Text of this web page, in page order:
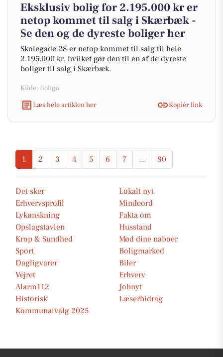
Eksklusiv bolig for 2.195.000 kr er
netop kommet til salg i Skærbæk -
Se den og de dyreste boliger her
Skolegade 28 er netop kommet til salg til hele
2.195.000 kr, hvilket gør den til en af de dyreste
boliger til salg i Skærbæk.
Kilde: Boliga
Læs hele artiklen her
Kopiér link
1 2 3 4 5 6 7 ... 80
Det sker
Lokalt nyt
Erhvervsprofil
Mindeord
Lykønskning
Fakta om
Opslagstavlen
Husstand
Krop & Sundhed
Mød dine naboer
Sport
Boligmarked
Dagligvarer
Biler
Vejret
Erhverv
Alarm112
Jobnyt
Historisk
Læserbidrag
Kommunalvalg 2025